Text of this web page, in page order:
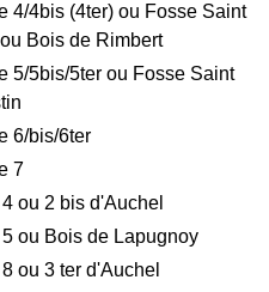
4/4bis (4ter) ou Fosse Saint
Bois de Rimbert
5/5bis/5ter ou Fosse Saint
6/bis/6ter
7
ou 2 bis d'Auchel
5 ou Bois de Lapugnoy
ou 3 ter d'Auchel